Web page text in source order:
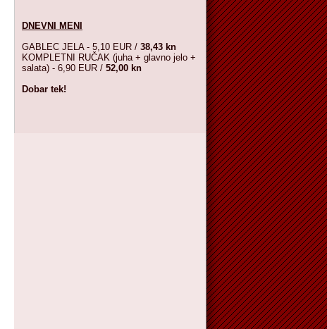
DNEVNI MENI
GABLEC JELA - 5,10 EUR / 38,43 kn
KOMPLETNI RUČAK (juha + glavno jelo +
salata) - 6,90 EUR / 52,00 kn
Dobar tek!